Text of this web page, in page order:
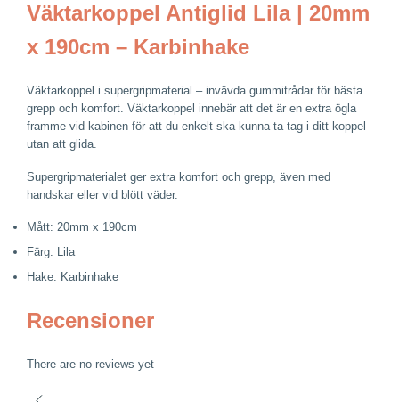
Väktarkoppel Antiglid Lila | 20mm
x 190cm – Karbinhake
Väktarkoppel i supergripmaterial – invävda gummitrådar för bästa
grepp och komfort. Väktarkoppel innebär att det är en extra ögla
framme vid kabinen för att du enkelt ska kunna ta tag i ditt koppel
utan att glida.
Supergripmaterialet ger extra komfort och grepp, även med
handskar eller vid blött väder.
Mått: 20mm x 190cm
Färg: Lila
Hake: Karbinhake
Recensioner
There are no reviews yet